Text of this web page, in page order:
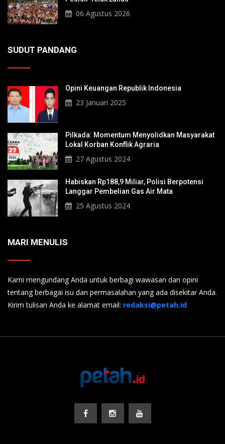
06 Agustus 2026
SUDUT PANDANG
Opini Keuangan Republik Indonesia
23 Januari 2025
Pilkada: Momentum Menyolidkan Masyarakat
Lokal Korban Konflik Agraria
27 Agustus 2024
Habiskan Rp188,9 Miliar, Polisi Berpotensi
Langgar Pembelian Gas Air Mata
25 Agustus 2024
MARI MENULIS
Kami mengundang Anda untuk berbagi wawasan dan opini
tentang berbagai isu dan permasalahan yang ada disekitar Anda.
Kirim tulisan Anda ke alamat email: redaksi@petah.id